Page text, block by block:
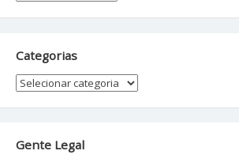
Categorias
Categorias
Gente Legal